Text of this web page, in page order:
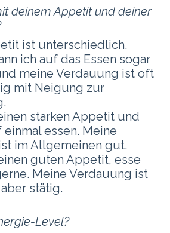
deinem Appetit und deiner
ist unterschiedlich.
ich auf das Essen sogar
meine Verdauung ist oft
mit Neigung zur
starken Appetit und
einmal essen. Meine
im Allgemeinen gut.
guten Appetit, esse
Meine Verdauung ist
stätig.
Level?